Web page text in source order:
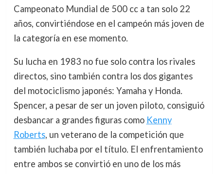
Campeonato Mundial de 500 cc a tan solo 22
años, convirtiéndose en el campeón más joven de
la categoría en ese momento.
Su lucha en 1983 no fue solo contra los rivales
directos, sino también contra los dos gigantes
del motociclismo japonés: Yamaha y Honda.
Spencer, a pesar de ser un joven piloto, consiguió
desbancar a grandes figuras como Kenny
Roberts, un veterano de la competición que
también luchaba por el título. El enfrentamiento
entre ambos se convirtió en uno de los más